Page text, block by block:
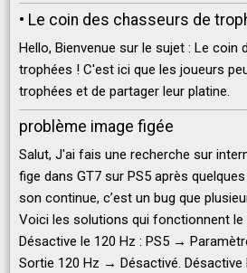
• Le coin des chasseurs de
Hello, Bienvenue sur le sujet : Le coin
trophées ! C'est ici que les joueurs
trophées et de partager leur platine.
problème image figée
Salut, J'ai fais une recherche sur
fige dans GT7 sur PS5 après
son continue, c’est un bug que
Voici les solutions qui fonctionnent le
Désactive le 120 Hz : PS5 →
Sortie 120 Hz → Désactivé. Désactive